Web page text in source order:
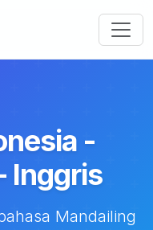
-
Inggris
Mandailing